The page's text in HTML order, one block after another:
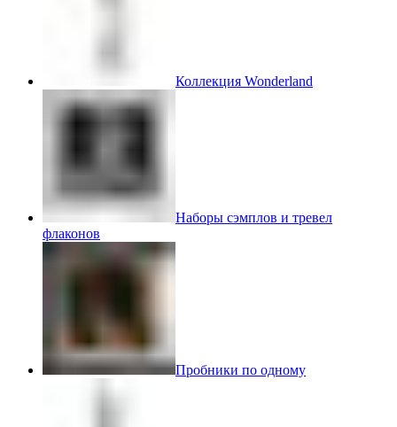
Коллекция Wonderland
Наборы сэмплов и тревел
флаконов
Пробники по одному